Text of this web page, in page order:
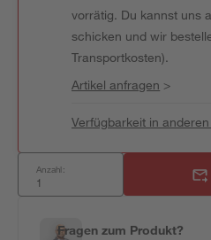
vorrätig. Du kannst uns
schicken und wir
Transportkosten).
Artikel anfragen >
Verfügbarkeit in
Anzahl:
Fragen zum Produkt?